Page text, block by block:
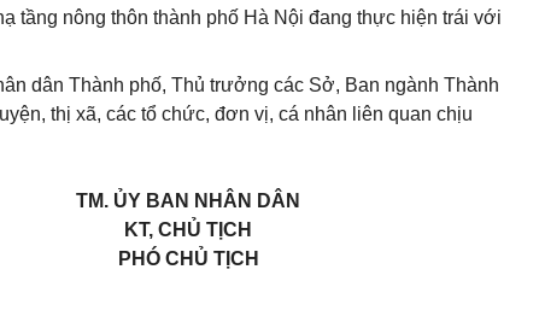
tầng nông thôn thành phố Hà Nội đang thực hiện trái với
dân Thành phố, Thủ trưởng các Sở, Ban ngành Thành
thị xã, các tổ chức, đơn vị, cá nhân liên quan chịu
TM. ỦY BAN NHÂN DÂN
KT, CHỦ TỊCH
PHÓ CHỦ TỊCH